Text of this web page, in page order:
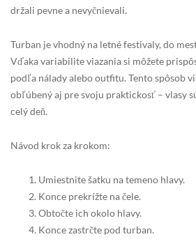
držali pevne a nevyčnievali.
Turban je vhodný na letné festivaly, do
Vďaka variabilite viazania si môžete
podľa nálady alebo outfitu. Tento spôsob
obľúbený aj pre svoju praktickosť – vlasy
celý deň.
Návod krok za krokom:
Umiestnite šatku na temeno hlavy.
Konce prekrížte na čele.
Obtočte ich okolo hlavy.
Konce zastrčte pod turban.